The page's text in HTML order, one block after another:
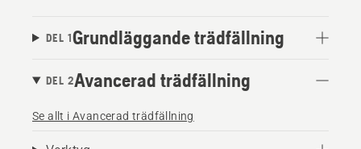
DEL 1Grundläggande trädfällning
DEL 2Avancerad trädfällning
Se allt i Avancerad trädfällning